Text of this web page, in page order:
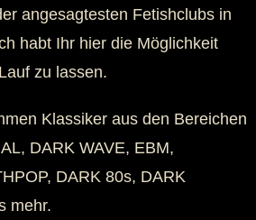
angesagtesten Fetishclubs in
habt Ihr hier die Möglichkeit
zu lassen.
Klassiker aus den Bereichen
DARK WAVE, EBM,
DARK 80s, DARK
mehr.